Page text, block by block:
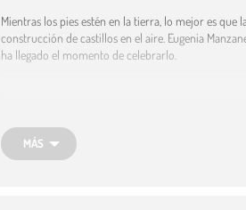
Mientras los pies estén en la tierra, lo mejor es que
construcción de castillos en el aire. Eugenia
ha llegado el momento de celebrarlo.
MÁS